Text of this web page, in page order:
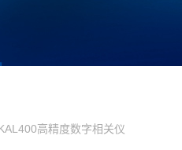
高精度数字相关仪